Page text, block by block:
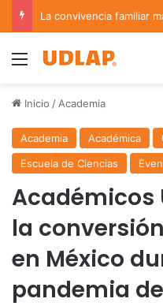
Menu
Inicio / Academia
Academia Académica
Escuela de Ciencias
Académicos
la
en México
pandemia